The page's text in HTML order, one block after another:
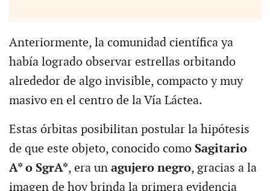
Anteriormente, la comunidad científica ya
había logrado observar estrellas orbitando
alrededor de algo invisible, compacto y muy
masivo en el centro de la Vía Láctea.
Estas órbitas posibilitan postular la hipótesis
de que este objeto, conocido como Sagitario
A* o SgrA*, era un agujero negro, gracias a la
imagen de hoy brinda la primera evidencia